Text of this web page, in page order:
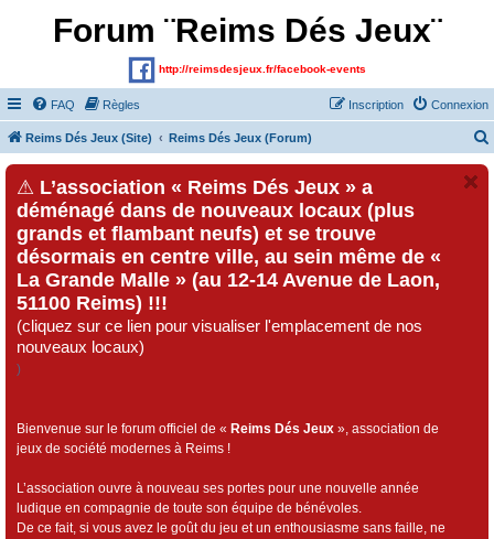
Forum ¨Reims Dés Jeux¨
http://reimsdesjeux.fr/facebook-events
FAQ Règles Connexion
Inscription
Reims Dés Jeux (Site) Reims Dés Jeux (Forum)
⚠ L’association « Reims Dés Jeux » a
déménagé dans de nouveaux locaux (plus
grands et flambant neufs) et se trouve
désormais en centre ville, au sein même de «
La Grande Malle » (au 12-14 Avenue de Laon,
51100 Reims) !!!
(cliquez sur ce lien pour visualiser l'emplacement de nos
nouveaux locaux)
)
Bienvenue sur le forum officiel de « Reims Dés Jeux », association de
jeux de société modernes à Reims !
L’association ouvre à nouveau ses portes pour une nouvelle année
ludique en compagnie de toute son équipe de bénévoles.
De ce fait, si vous avez le goût du jeu et un enthousiasme sans faille, ne